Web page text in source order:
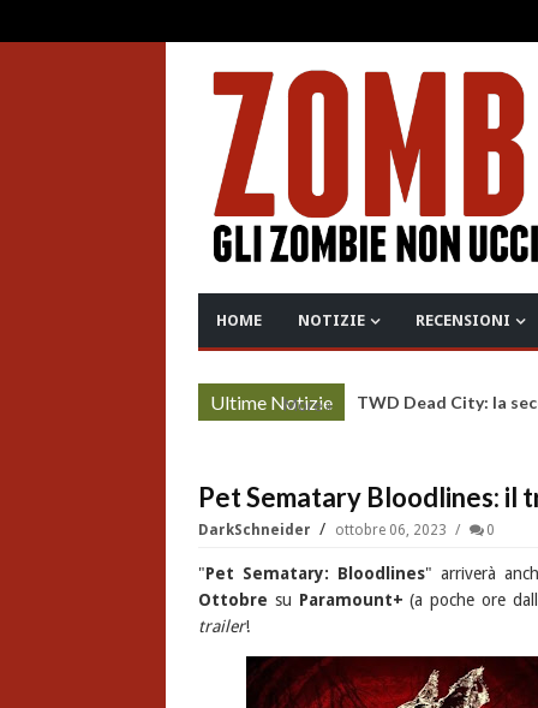
HOME NOTIZIE RECENSIONI
Ultime Notizie
More » TWD Dead City: la
Pet Sematary Bloodlines: il
DarkSchneider ottobre 06, 2023 0
"Pet Sematary: Bloodlines" arriverà
Ottobre su Paramount+ (a poche ore
trailer!